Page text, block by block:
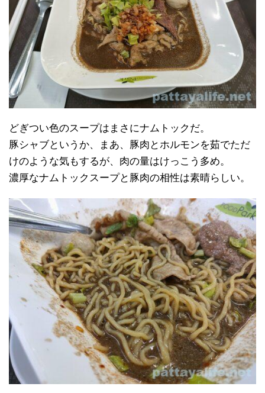
どぎつい色のスープはまさにナムトックだ。
豚シャブというか、まあ、豚肉とホルモンを茹でただ
けのような気もするが、肉の量はけっこう多め。
濃厚なナムトックスープと豚肉の相性は素晴らしい。